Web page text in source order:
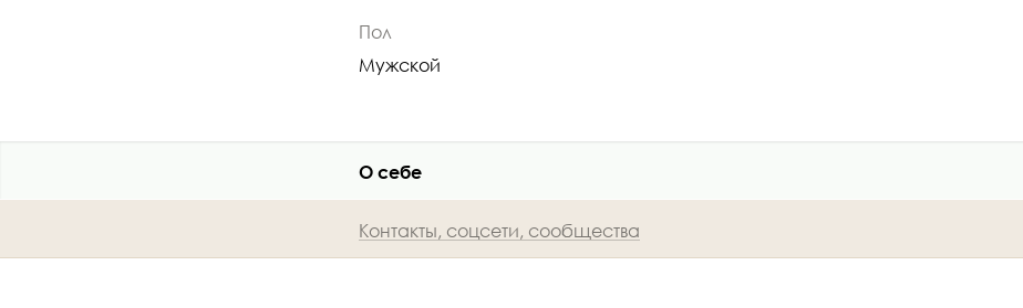
Пол
Мужской
О себе
Контакты, соцсети, сообщества